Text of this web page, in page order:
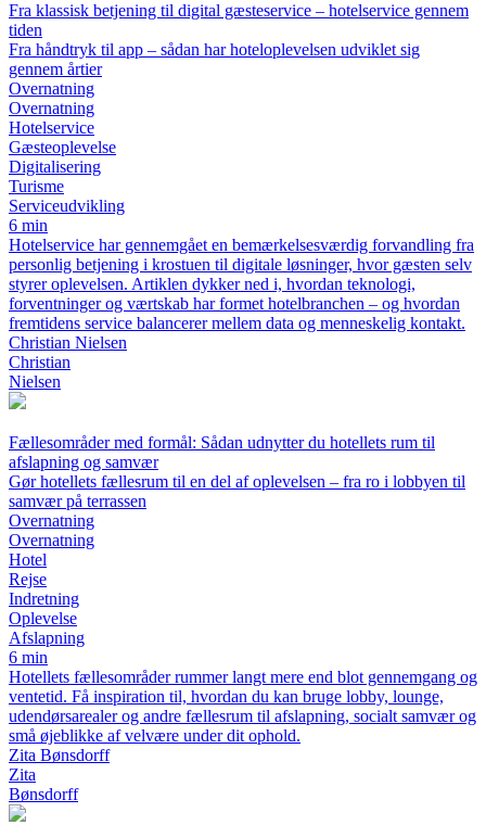
Fra klassisk betjening til digital gæsteservice – hotelservice gennem
tiden
Fra håndtryk til app – sådan har hoteloplevelsen udviklet sig
gennem årtier
Overnatning
Overnatning
Hotelservice
Gæsteoplevelse
Digitalisering
Turisme
Serviceudvikling
6 min
Hotelservice har gennemgået en bemærkelsesværdig forvandling fra
personlig betjening i krostuen til digitale løsninger, hvor gæsten selv
styrer oplevelsen. Artiklen dykker ned i, hvordan teknologi,
forventninger og værtskab har formet hotelbranchen – og hvordan
fremtidens service balancerer mellem data og menneskelig kontakt.
Christian Nielsen
Christian
Nielsen
Fællesområder med formål: Sådan udnytter du hotellets rum til
afslapning og samvær
Gør hotellets fællesrum til en del af oplevelsen – fra ro i lobbyen til
samvær på terrassen
Overnatning
Overnatning
Hotel
Rejse
Indretning
Oplevelse
Afslapning
6 min
Hotellets fællesområder rummer langt mere end blot gennemgang og
ventetid. Få inspiration til, hvordan du kan bruge lobby, lounge,
udendørsarealer og andre fællesrum til afslapning, socialt samvær og
små øjeblikke af velvære under dit ophold.
Zita Bønsdorff
Zita
Bønsdorff